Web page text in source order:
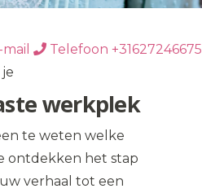
Telefoon +31627246675
werkplek
te weten welke
ontdekken het stap
verhaal tot een